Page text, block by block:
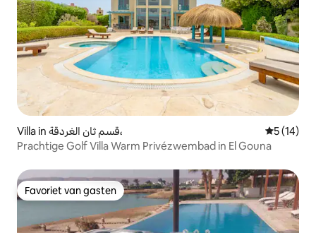
Villa in قسم ثان الغردقة،
5 (14)
Prachtige Golf Villa Warm Privézwembad in El Gouna
Favoriet van gasten
Favoriet van gasten